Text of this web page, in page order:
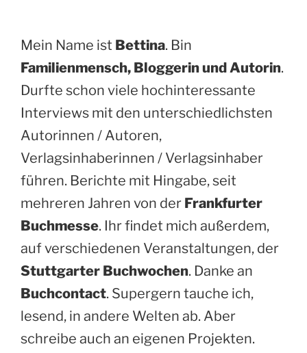
Mein Name ist Bettina. Bin
Familienmensch, Bloggerin und Autorin.
Durfte schon viele hochinteressante
Interviews mit den unterschiedlichsten
Autorinnen / Autoren,
Verlagsinhaberinnen / Verlagsinhaber
führen. Berichte mit Hingabe, seit
mehreren Jahren von der Frankfurter
Buchmesse. Ihr findet mich außerdem,
auf verschiedenen Veranstaltungen, der
Stuttgarter Buchwochen. Danke an
Buchcontact. Supergern tauche ich,
lesend, in andere Welten ab. Aber
schreibe auch an eigenen Projekten.